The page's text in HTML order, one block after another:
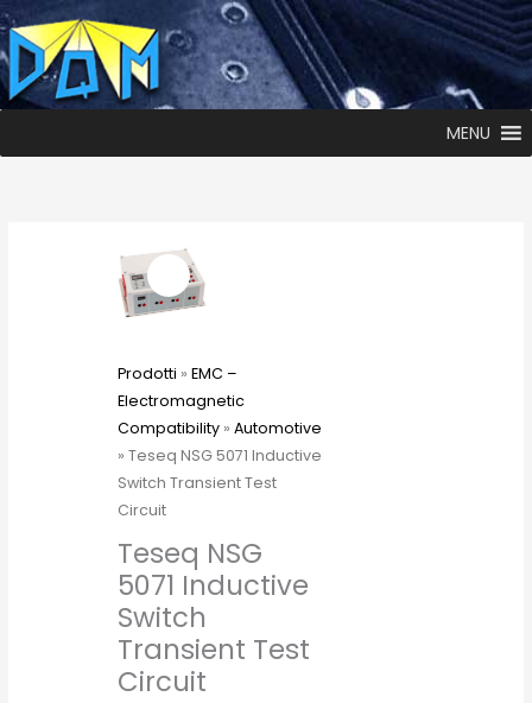
MENU
Prodotti » EMC –
Electromagnetic
Compatibility» Automotive
» Teseq NSG 5071 Inductive
Switch Transient Test
Circuit
Teseq NSG
5071 Inductive
Switch
Transient Test
Circuit